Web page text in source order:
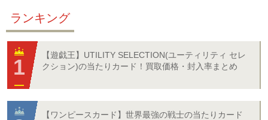
ランキング
【遊戯王】UTILITY SELECTION(ユーティリティ セレ
クション)の当たりカード！買取価格・封入率まとめ
【ワンピースカード】世界最強の戦士の当たりカード